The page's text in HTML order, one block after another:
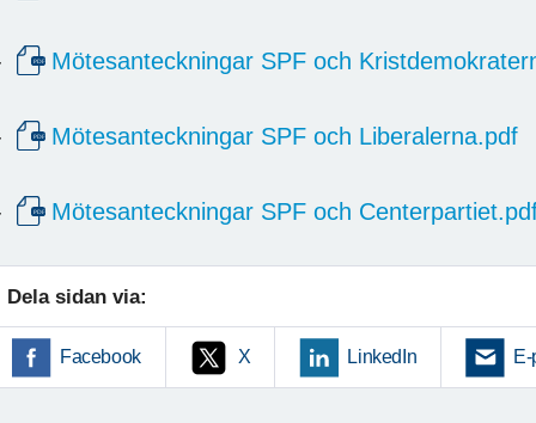
Mötesanteckningar SPF och
Mötesanteckningar SPF och Liberalerna.pdf
Mötesanteckningar SPF och
Dela sidan via:
Facebook X LinkedIn